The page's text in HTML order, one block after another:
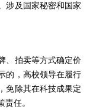
涉及国家秘密和国家
、拍卖等方式确定价
的，高校领导在履行
免除其在科技成果定
任。